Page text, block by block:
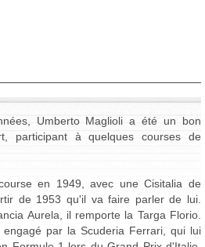
Umberto Maglioli a été un bon
participant à quelques courses de
en 1949, avec une Cisitalia de
de 1953 qu'il va faire parler de lui.
Aurela, il remporte la Targa Florio.
par la Scuderia Ferrari, qui lui